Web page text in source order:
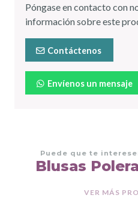
Póngase en contacto con
información sobre este
Contáctenos
Envíenos un mensaje
Puede que te
Blusas
VER MÁS